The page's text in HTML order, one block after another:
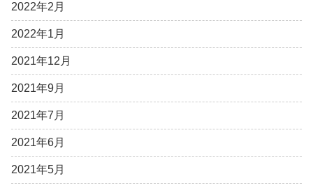
2022年2月
2022年1月
2021年12月
2021年9月
2021年7月
2021年6月
2021年5月